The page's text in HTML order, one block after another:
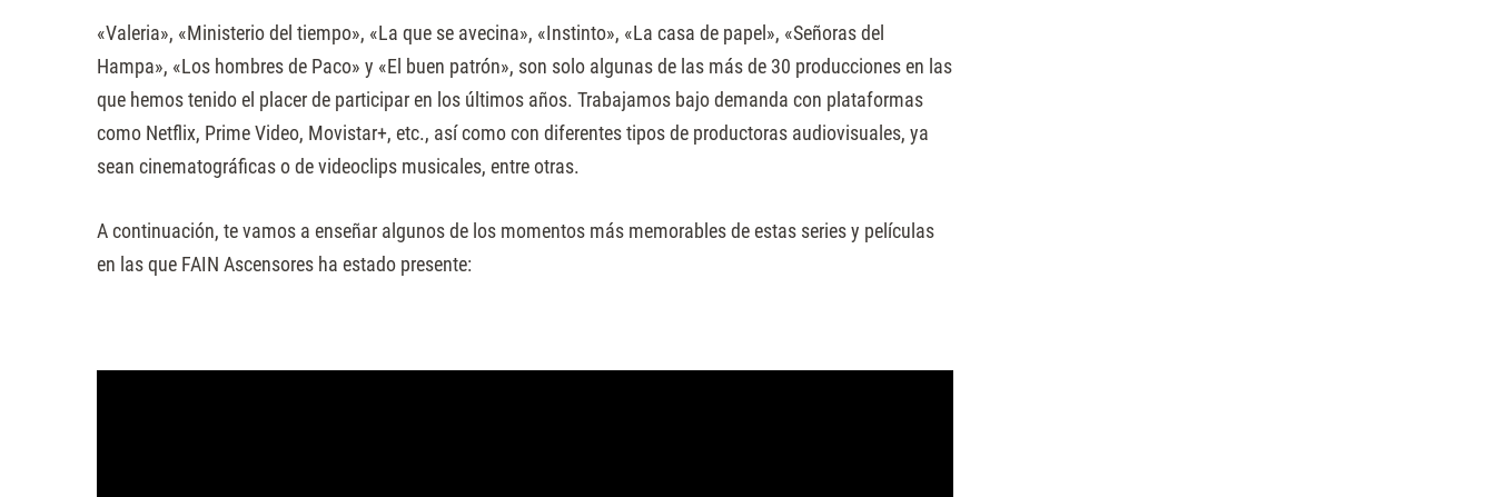
«Valeria», «Ministerio del tiempo», «La que se avecina», «Instinto», «La casa de papel», «Señoras del
Hampa», «Los hombres de Paco» y «El buen patrón», son solo algunas de las más de 30 producciones en las
que hemos tenido el placer de participar en los últimos años. Trabajamos bajo demanda con plataformas
como Netflix, Prime Video, Movistar+, etc., así como con diferentes tipos de productoras audiovisuales, ya
sean cinematográficas o de videoclips musicales, entre otras.
A continuación, te vamos a enseñar algunos de los momentos más memorables de estas series y películas
en las que FAIN Ascensores ha estado presente: